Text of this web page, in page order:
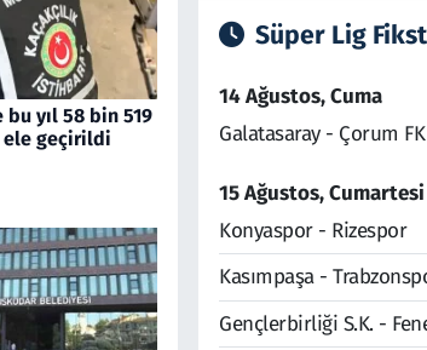
yıl 58 bin 519
ele geçirildi
Süper Lig
14 Ağustos, Cuma
Galatasaray - Çorum FK
15 Ağustos, Cumartesi
Konyaspor - Rizespor
Kasımpaşa -
Gençlerbirliği S.K. -